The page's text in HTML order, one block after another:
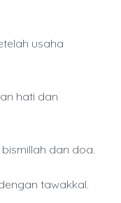
usaha
hati dan
dan doa.
tawakkal.